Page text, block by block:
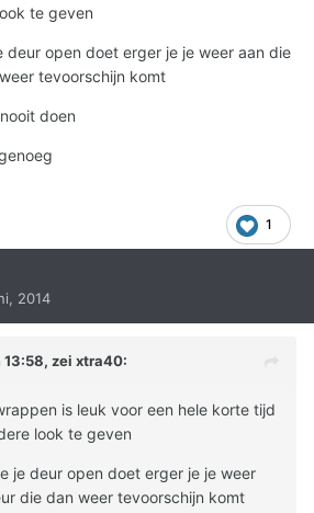
te geven
deur open doet erger je je weer aan die
tevoorschijn komt
doen
1
2014
zei xtra40:
is leuk voor een hele korte tijd
look te geven
je deur open doet erger je je weer
die dan weer tevoorschijn komt